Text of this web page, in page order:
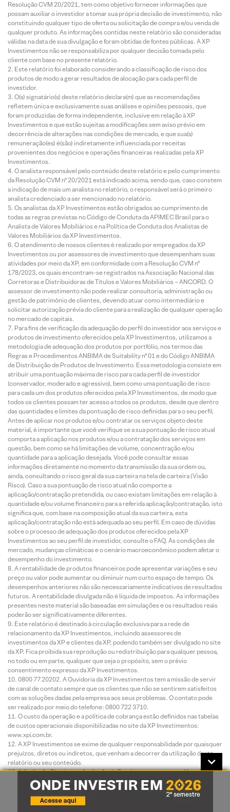
Resolução CVM 20/2021, tem como objetivo fornecer informações que
possam auxiliar o investidor a tomar sua própria decisão de investimento, não
constituindo qualquer tipo de oferta ou solicitação de compra e/ou venda de
qualquer produto. As informações contidas neste relatório são consideradas
válidas na data de sua divulgação e foram obtidas de fontes públicas. A XP
Investimentos não se responsabiliza por qualquer decisão tomada pelo
cliente com base no presente relatório.
Este relatório foi elaborado considerando a classificação de risco dos
produtos de modo a gerar resultados de alocação para cada perfil de
investidor.
O(s) signatário(s) deste relatório declara(m) que as recomendações
refletem única e exclusivamente suas análises e opiniões pessoais, que
foram produzidas de forma independente, inclusive em relação à XP
Investimentos e que estão sujeitas a modificações sem aviso prévio em
decorrência de alterações nas condições de mercado, e que sua(s)
remuneração(es) é(são) indiretamente influenciada por receitas
provenientes dos negócios e operações financeiras realizadas pela XP
Investimentos.
O analista responsável pelo conteúdo deste relatório e pelo cumprimento
da Resolução CVM nº 20/2021 está indicado acima, sendo que, caso constem
a indicação de mais um analista no relatório, o responsável será o primeiro
analista credenciado a ser mencionado no relatório.
Os analistas da XP Investimentos estão obrigados ao cumprimento de
todas as regras previstas no Código de Conduta da APIMEC Brasil para o
Analista de Valores Mobiliários e na Política de Conduta dos Analistas de
Valores Mobiliários da XP Investimentos.
O atendimento de nossos clientes é realizado por empregados da XP
Investimentos ou por assessores de investimento que desempenham suas
atividades por meio da XP, em conformidade com a Resolução CVM nº
178/2023, os quais encontram-se registrados na Associação Nacional das
Corretoras e Distribuidoras de Títulos e Valores Mobiliários – ANCORD. O
assessor de investimento não pode realizar consultoria, administração ou
gestão de patrimônio de clientes, devendo atuar como intermediário e
solicitar autorização prévia do cliente para a realização de qualquer operação
no mercado de capitais.
Para fins de verificação da adequação do perfil do investidor aos serviços e
produtos de investimento oferecidos pela XP Investimentos, utilizamos a
metodologia de adequação dos produtos por portfólio, nos termos das
Regras e Procedimentos ANBIMA de Suitability nº 01 e do Código ANBIMA
de Distribuição de Produtos de Investimento. Essa metodologia consiste em
atribuir uma pontuação máxima de risco para cada perfil de investidor
(conservador, moderado e agressivo), bem como uma pontuação de risco
para cada um dos produtos oferecidos pela XP Investimentos, de modo que
todos os clientes possam ter acesso a todos os produtos, desde que dentro
das quantidades e limites da pontuação de risco definidas para o seu perfil.
Antes de aplicar nos produtos e/ou contratar os serviços objeto deste
material, é importante que você verifique se a sua pontuação de risco atual
comporta a aplicação nos produtos e/ou a contratação dos serviços em
questão, bem como se há limitações de volume, concentração e/ou
quantidade para a aplicação desejada. Você pode consultar essas
informações diretamente no momento da transmissão da sua ordem ou,
ainda, consultando o risco geral da sua carteira na tela de carteira (Visão
Risco). Caso a sua pontuação de risco atual não comporte a
aplicação/contratação pretendida, ou caso existam limitações em relação à
quantidade e/ou volume financeiro para a referida aplicação/contratação, isto
significa que, com base na composição atual da sua carteira, esta
aplicação/contratação não está adequada ao seu perfil. Em caso de dúvidas
sobre o processo de adequação dos produtos oferecidos pela XP
Investimentos ao seu perfil de investidor, consulte o FAQ. As condições de
mercado, mudanças climáticas e o cenário macroeconômico podem afetar o
desempenho do investimento.
A rentabilidade de produtos financeiros pode apresentar variações e seu
preço ou valor pode aumentar ou diminuir num curto espaço de tempo. Os
desempenhos anteriores não são necessariamente indicativos de resultados
futuros. A rentabilidade divulgada não é líquida de impostos. As informações
presentes neste material são baseadas em simulações e os resultados reais
poderão ser significativamente diferentes.
Este relatório é destinado à circulação exclusiva para a rede de
relacionamento da XP Investimentos, incluindo assessores de
investimentos da XP e clientes da XP, podendo também ser divulgado no site
da XP. Fica proibida sua reprodução ou redistribuição para qualquer pessoa,
no todo ou em parte, qualquer que seja o propósito, sem o prévio
consentimento expresso da XP Investimentos.
0800 77 20202. A Ouvidoria da XP Investimentos tem a missão de servir
de canal de contato sempre que os clientes que não se sentirem satisfeitos
com as soluções dadas pela empresa aos seus problemas. O contato pode
ser realizado por meio do telefone: 0800 722 3710.
O custo da operação e a política de cobrança estão definidos nas tabelas
de custos operacionais disponibilizadas no site da XP Investimentos:
www.xpi.com.br.
A XP Investimentos se exime de qualquer responsabilidade por quaisquer
prejuízos, diretos ou indiretos, que venham a decorrer da utilização deste
relatório ou seu conteúdo.
A Avaliação Técnica e a Avaliação de Fundamentos seguem diferentes
metodologias de análise. A Análise Técnica é executada seguindo conceitos
como tendência, suporte, resistência, candles, volumes, médias móveis
entre outros. Já a Análise Fundamentalista utiliza como informação os
resultados divulgados pelas companhias emissoras e suas projeções. Desta